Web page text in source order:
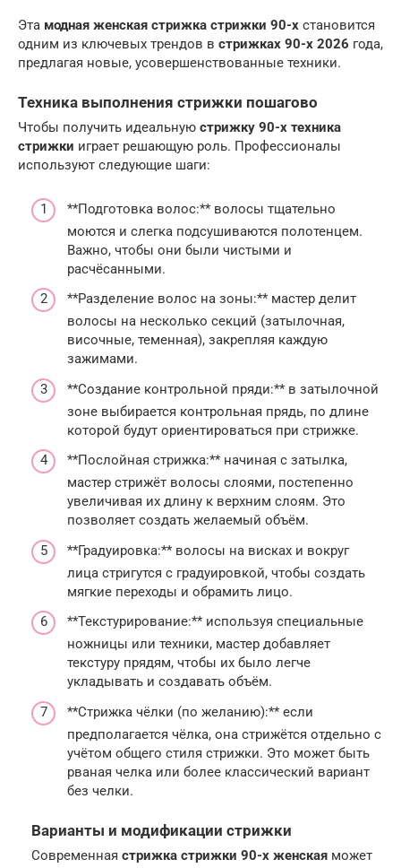
Эта модная женская стрижка стрижки 90-х становится
одним из ключевых трендов в стрижках 90-х 2026 года,
предлагая новые, усовершенствованные техники.
Техника выполнения стрижки пошагово
Чтобы получить идеальную стрижку 90-х техника
стрижки играет решающую роль. Профессионалы
используют следующие шаги:
**Подготовка волос:** волосы тщательно
моются и слегка подсушиваются полотенцем.
Важно, чтобы они были чистыми и
расчёсанными.
**Разделение волос на зоны:** мастер делит
волосы на несколько секций (затылочная,
височные, теменная), закрепляя каждую
зажимами.
**Создание контрольной пряди:** в затылочной
зоне выбирается контрольная прядь, по длине
которой будут ориентироваться при стрижке.
**Послойная стрижка:** начиная с затылка,
мастер стрижёт волосы слоями, постепенно
увеличивая их длину к верхним слоям. Это
позволяет создать желаемый объём.
**Градуировка:** волосы на висках и вокруг
лица стригутся с градуировкой, чтобы создать
мягкие переходы и обрамить лицо.
**Текстурирование:** используя специальные
ножницы или техники, мастер добавляет
текстуру прядям, чтобы их было легче
укладывать и создавать объём.
**Стрижка чёлки (по желанию):** если
предполагается чёлка, она стрижётся отдельно с
учётом общего стиля стрижки. Это может быть
рваная челка или более классический вариант
без челки.
Варианты и модификации стрижки
Современная стрижка стрижки 90-х женская может